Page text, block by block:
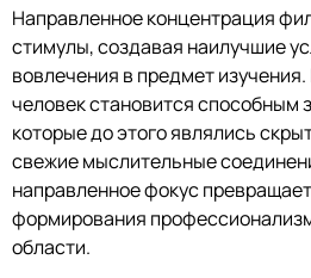
Направленное концентрация
стимулы, создавая наилучшие
вовлечения в предмет
человек становится способным
которые до этого являлись
свежие мыслительные
направленное фокус
формирования
области.